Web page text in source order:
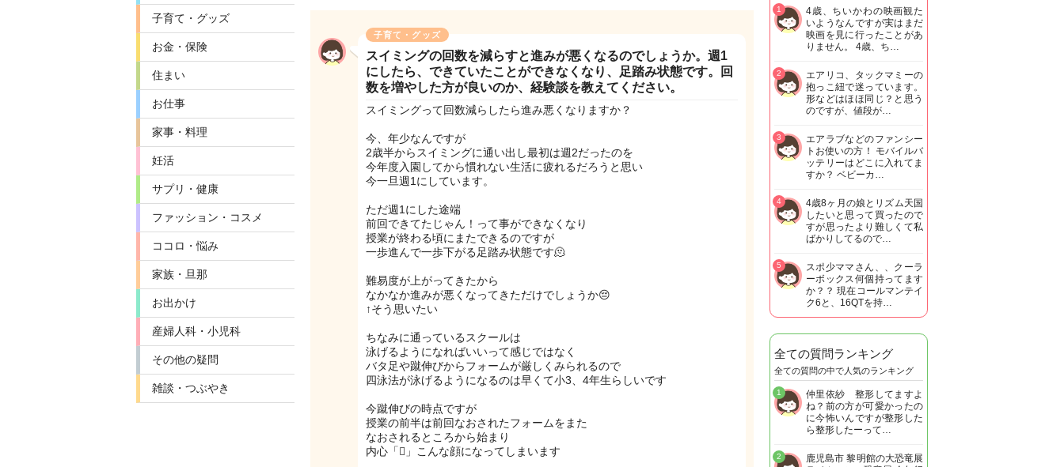
子育て・グッズ
お金・保険
住まい
お仕事
家事・料理
妊活
サプリ・健康
ファッション・コスメ
ココロ・悩み
家族・旦那
お出かけ
産婦人科・小児科
その他の疑問
雑談・つぶやき
子育て・グッズ
スイミングの回数を減らすと進みが悪くなるのでしょうか。週1
にしたら、できていたことができなくなり、足踏み状態です。回
数を増やした方が良いのか、経験談を教えてください。
スイミングって回数減らしたら進み悪くなりますか？
今、年少なんですが
2歳半からスイミングに通い出し最初は週2だったのを
今年度入園してから慣れない生活に疲れるだろうと思い
今一旦週1にしています。
ただ週1にした途端
前回できてたじゃん！って事ができなくなり
授業が終わる頃にまたできるのですが
一歩進んで一歩下がる足踏み状態です🫠
難易度が上がってきたから
なかなか進みが悪くなってきただけでしょうか😔
↑そう思いたい
ちなみに通っているスクールは
泳げるようになればいいって感じではなく
バタ足や蹴伸びからフォームが厳しくみられるので
四泳法が泳げるようになるのは早くて小3、4年生らしいです
今蹴伸びの時点ですが
授業の前半は前回なおされたフォームをまた
なおされるところから始まり
内心「🫩」こんな顔になってしまいます
4歳、ちいかわの映画観た
いようなんですが実はまだ
映画を見に行ったことがあ
りません。 4歳、ち…
1
エアリコ、タックマミーの
抱っこ紐で迷っています。
形などはほほ同じ？と思う
のですが、値段が…
2
エアラブなどのファンシー
トお使いの方！ モバイルバ
ッテリーはどこに入れてま
すか？ ベビーカ…
3
4歳8ヶ月の娘とリズム天国
したいと思って買ったので
すが思ったより難しくて私
ばかりしてるので…
4
スポ少ママさん、、クーラ
ーボックス何個持ってます
か？？ 現在コールマンテイ
ク6と、16QTを持…
5
全ての質問ランキング
全ての質問の中で人気のランキング
仲里依紗 整形してますよ
ね？前の方が可愛かったの
に今怖いんですが整形した
ら整形したーって…
1
鹿児島市 黎明館の大恐竜展
2